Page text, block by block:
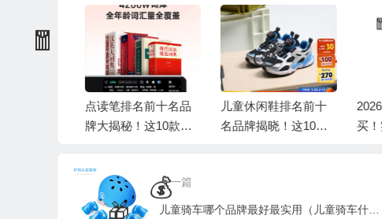
点读笔排名前十名品
牌大揭秘！这10款功
帮手
儿童休闲鞋排名前十
名品牌揭晓！这10款
2026
买！
上一篇